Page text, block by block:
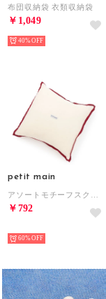
布団収納袋 衣類収納袋
￥1,049
40%
petit main
￥792
60%